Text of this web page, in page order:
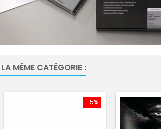
MÊME CATÉGORIE :
-5%